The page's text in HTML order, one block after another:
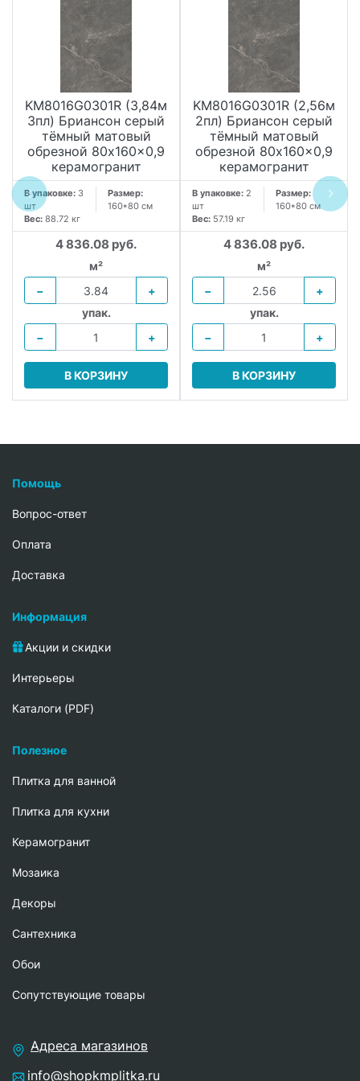
KM8016G0301R (3,84м
3пл) Бриансон серый
тёмный матовый
обрезной 80x160x0,9
керамогранит
В упаковке: 3
шт
Размер:
160*80 см
Вес: 88.72 кг
4 836.08 руб.
м²
−
+
упак.
−
+
В КОРЗИНУ
KM8016G0301R (2,56м
2пл) Бриансон серый
тёмный матовый
обрезной 80x160x0,9
керамогранит
В упаковке: 2
шт
Размер:
160*80 см
Вес: 57.19 кг
4 836.08 руб.
м²
−
+
упак.
−
+
В КОРЗИНУ
Помощь
Вопрос-ответ
Oплата
Доставка
Информация
Акции и скидки
Интерьеры
Каталоги (PDF)
Полезное
Плитка для ванной
Плитка для кухни
Керамогранит
Мозаика
Декоры
Сантехника
Обои
Сопутствующие товары
Адреса магазинов
info@shopkmplitka.ru